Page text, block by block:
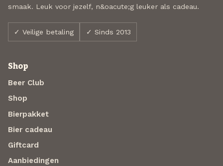
smaak. Leuk voor jezelf, n&oacute;g leuker als cadeau.
✓ Veilige betaling ✓ Sinds 2013
Shop
Beer Club
Shop
Bierpakket
Bier cadeau
Giftcard
Aanbiedingen